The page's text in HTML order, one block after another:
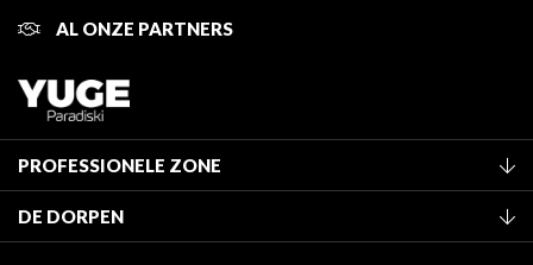
AL ONZE PARTNERS
PROFESSIONELE ZONE
Classificatie van de gemeubileerde accommodaties
DE DORPEN